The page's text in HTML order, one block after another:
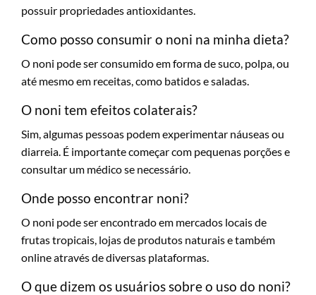
possuir propriedades antioxidantes.
Como posso consumir o noni na minha dieta?
O noni pode ser consumido em forma de suco, polpa, ou
até mesmo em receitas, como batidos e saladas.
O noni tem efeitos colaterais?
Sim, algumas pessoas podem experimentar náuseas ou
diarreia. É importante começar com pequenas porções e
consultar um médico se necessário.
Onde posso encontrar noni?
O noni pode ser encontrado em mercados locais de
frutas tropicais, lojas de produtos naturais e também
online através de diversas plataformas.
O que dizem os usuários sobre o uso do noni?